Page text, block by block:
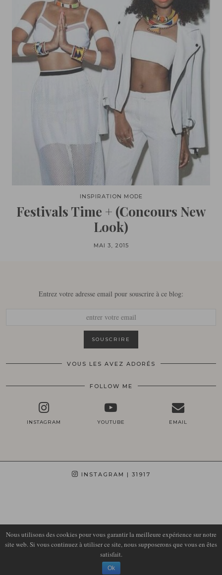
INSPIRATION MODE
Festivals Time + (Concours New
Look)
MAI 3, 2015
Entrez votre adresse email pour souscrire à ce blog:
VOUS LES AVEZ ADORÉS
FOLLOW ME
INSTAGRAM YOUTUBE EMAIL
INSTAGRAM | 31917
LIRONS D'ELLE
THEME DESIGN BY
Nous utilisons des cookies pour vous garantir la meilleure expérience sur notre
site web. Si vous continuez à utiliser ce site, nous supposerons que vous en êtes
satisfait.
Ok